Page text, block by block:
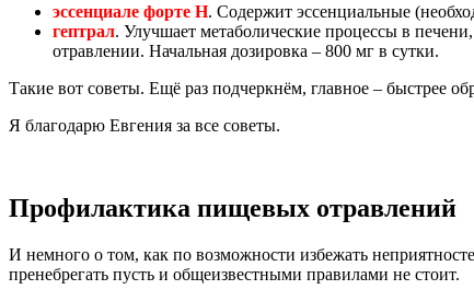
эссенциале форте Н. Содержит эссенциальные
гептрал. Улучшает метаболические процессы в
отравлении. Начальная дозировка – 800 мг в сутки.
Такие вот советы. Ещё раз подчеркнём, главное – быстрее
Я благодарю Евгения за все советы.
Профилактика пищевых отравлений
И немного о том, как по возможности избежать
пренебрегать пусть и общеизвестными правилами не стоит.